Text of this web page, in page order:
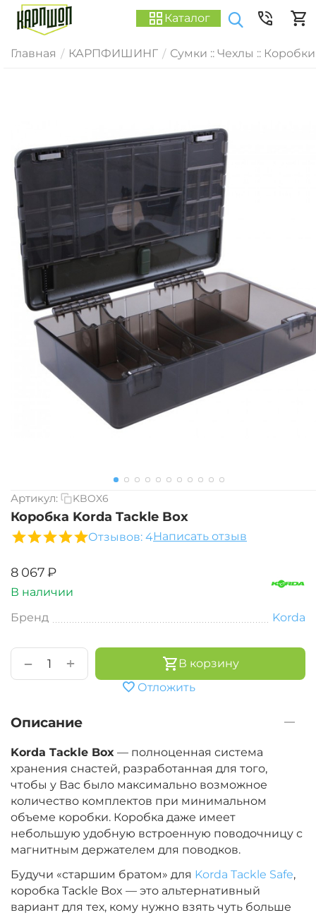
Каталог
Главная / КАРПФИШИНГ / Сумки :: Чехлы :: Коробки
Артикул: KBOX6
Коробка Korda Tackle Box
Отзывов: 4Написать отзыв
‍8 067‍₽
В наличии
Бренд
Korda
+
−
В корзину
Отложить
Описание
Korda Tackle Box — полноценная система
хранения снастей, разработанная для того,
чтобы у Вас было максимально возможное
количество комплектов при минимальном
объеме коробки. Коробка даже имеет
небольшую удобную встроенную поводочницу с
магнитным держателем для поводков.
Будучи «старшим братом» для Korda Tackle Safe,
коробка Tackle Box — это альтернативный
вариант для тех, кому нужно взять чуть больше